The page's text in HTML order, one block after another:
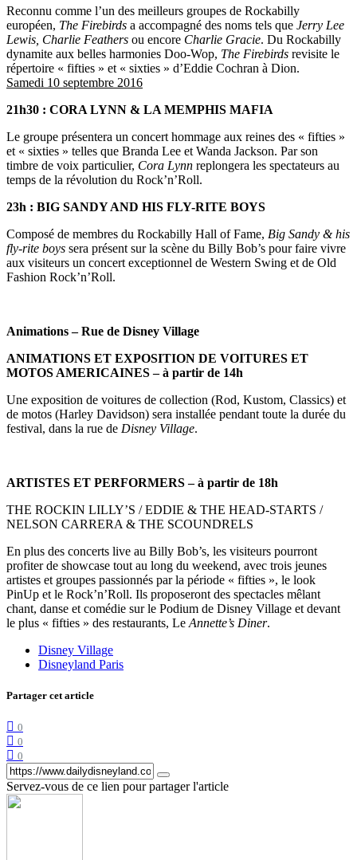
Reconnu comme l’un des meilleurs groupes de Rockabilly
européen, The Firebirds a accompagné des noms tels que Jerry Lee
Lewis, Charlie Feathers ou encore Charlie Gracie. Du Rockabilly
dynamite aux belles harmonies Doo-Wop, The Firebirds revisite le
répertoire « fifties » et « sixties » d’Eddie Cochran à Dion.
Samedi 10 septembre 2016
21h30 : CORA LYNN & LA MEMPHIS MAFIA
Le groupe présentera un concert hommage aux reines des « fifties »
et « sixties » telles que Branda Lee et Wanda Jackson. Par son
timbre de voix particulier, Cora Lynn replongera les spectateurs au
temps de la révolution du Rock’n’Roll.
23h : BIG SANDY AND HIS FLY-RITE BOYS
Composé de membres du Rockabilly Hall of Fame, Big Sandy & his
fly-rite boys sera présent sur la scène du Billy Bob’s pour faire vivre
aux visiteurs un concert exceptionnel de Western Swing et de Old
Fashion Rock’n’Roll.
Animations – Rue de Disney Village
ANIMATIONS ET EXPOSITION DE VOITURES ET
MOTOS AMERICAINES – à partir de 14h
Une exposition de voitures de collection (Rod, Kustom, Classics) et
de motos (Harley Davidson) sera installée pendant toute la durée du
festival, dans la rue de Disney Village.
ARTISTES ET PERFORMERS – à partir de 18h
THE ROCKIN LILLY’S / EDDIE & THE HEAD-STARTS /
NELSON CARRERA & THE SCOUNDRELS
En plus des concerts live au Billy Bob’s, les visiteurs pourront
profiter de showcase tout au long du weekend, avec trois jeunes
artistes et groupes passionnés par la période « fifties », le look
PinUp et le Rock’n’Roll. Ils proposeront des spectacles mêlant
chant, danse et comédie sur le Podium de Disney Village et devant
le plus « fifties » des restaurants, Le Annette’s Diner.
Disney Village
Disneyland Paris
Partager cet article
0
0
0
Servez-vous de ce lien pour partager l'article